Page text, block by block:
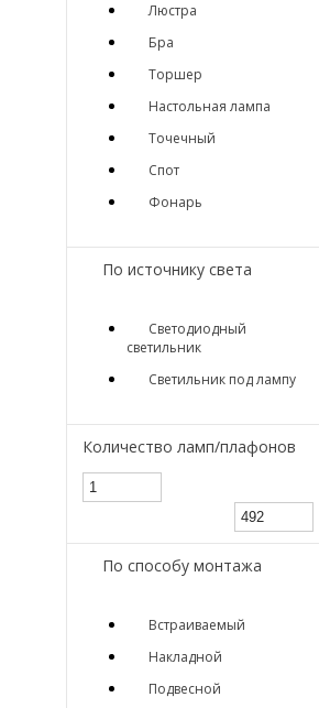
Люстра
Бра
Торшер
Настольная лампа
Точечный
Спот
Фонарь
По источнику света
Светодиодный
светильник
Светильник под лампу
Количество ламп/плафонов
По способу монтажа
Встраиваемый
Накладной
Подвесной